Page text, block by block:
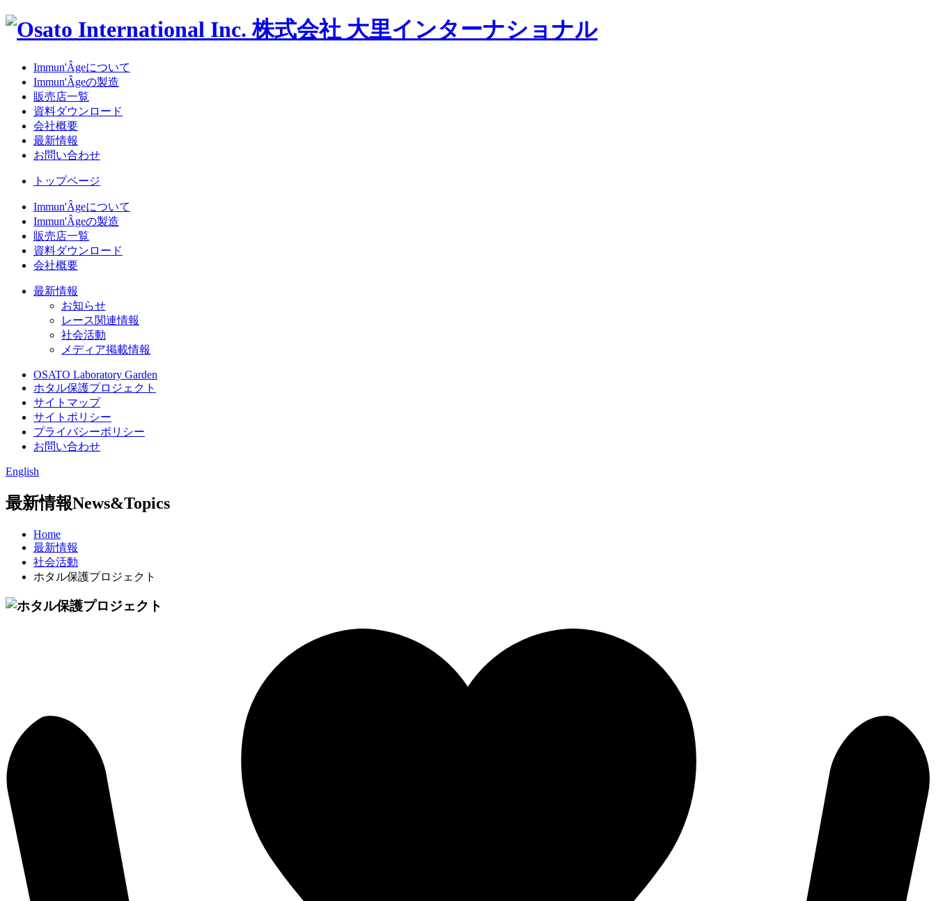
Immun'Âgeについて
Immun'Âgeの製造
販売店一覧
資料ダウンロード
会社概要
最新情報
お問い合わせ
トップページ
Immun'Âgeについて
Immun'Âgeの製造
販売店一覧
資料ダウンロード
会社概要
最新情報
お知らせ
レース関連情報
社会活動
メディア掲載情報
OSATO Laboratory Garden
ホタル保護プロジェクト
サイトマップ
サイトポリシー
プライバシーポリシー
お問い合わせ
English
最新情報News&Topics
Home
最新情報
社会活動
ホタル保護プロジェクト